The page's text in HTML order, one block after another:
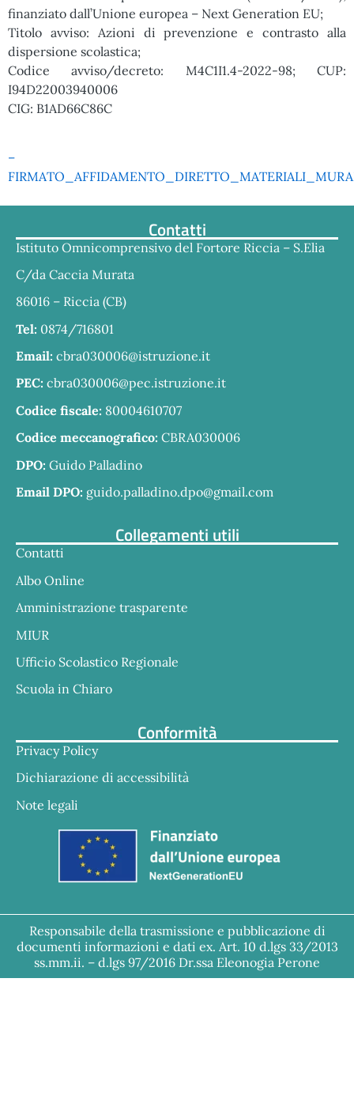
finanziato dall’Unione europea – Next Generation EU;
Titolo avviso: Azioni di prevenzione e contrasto alla
dispersione scolastica;
Codice avviso/decreto: M4C1I1.4-2022-98; CUP:
I94D22003940006
CIG: B1AD66C86C
–
Contatti
Istituto Omnicomprensivo del Fortore Riccia – S.Elia
C/da Caccia Murata
86016 – Riccia (CB)
Tel: 0874/716801
Email: cbra030006@istruzione.it
PEC: cbra030006@pec.istruzione.it
Codice fiscale: 80004610707
Codice meccanografico: CBRA030006
DPO: Guido Palladino
Email DPO: guido.palladino.dpo@gmail.com
Collegamenti utili
Contatti
Albo Online
Amministrazione trasparente
MIUR
Ufficio Scolastico Regionale
Scuola in Chiaro
Conformità
Privacy Policy
Dichiarazione di accessibilità
Note legali
Responsabile della trasmissione e pubblicazione di
documenti informazioni e dati ex. Art. 10 d.lgs 33/2013
ss.mm.ii. – d.lgs 97/2016 Dr.ssa Eleonogia Perone